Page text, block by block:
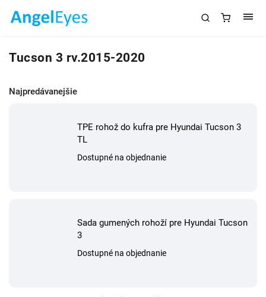
Tucson 3 rv.2015-2020
Najpredávanejšie
TPE rohož do kufra pre Hyundai Tucson 3
TL
Dostupné na objednanie
Sada gumených rohoží pre Hyundai Tucson
3
Dostupné na objednanie